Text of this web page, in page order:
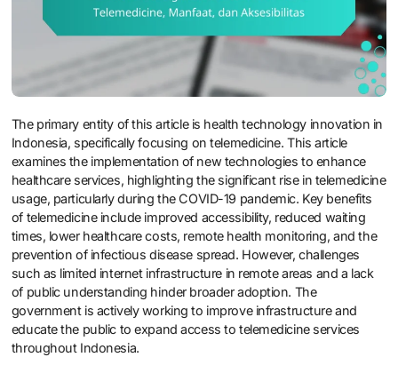
The primary entity of this article is health technology innovation in
Indonesia, specifically focusing on telemedicine. This article
examines the implementation of new technologies to enhance
healthcare services, highlighting the significant rise in telemedicine
usage, particularly during the COVID-19 pandemic. Key benefits
of telemedicine include improved accessibility, reduced waiting
times, lower healthcare costs, remote health monitoring, and the
prevention of infectious disease spread. However, challenges
such as limited internet infrastructure in remote areas and a lack
of public understanding hinder broader adoption. The
government is actively working to improve infrastructure and
educate the public to expand access to telemedicine services
throughout Indonesia.